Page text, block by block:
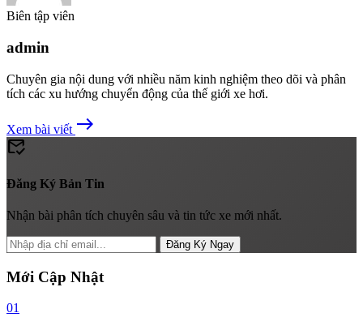
Biên tập viên
admin
Chuyên gia nội dung với nhiều năm kinh nghiệm theo dõi và phân
tích các xu hướng chuyển động của thế giới xe hơi.
Xem bài viết east
mark_email_read
Đăng Ký Bản Tin
Nhận bài phân tích chuyên sâu và tin tức xe mới nhất.
Đăng Ký Ngay
Mới Cập Nhật
01